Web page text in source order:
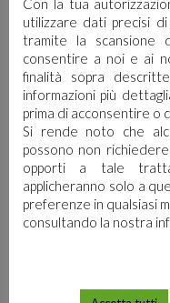
TI
Con la tua
utilizzare dati precisi
tramite la scansione
consentire a noi e ai
finalità sopra
informazioni più
prima di acconsentire o
Si rende noto che
possono non
opporti a tale
applicheranno solo a
preferenze in qualsiasi
consultando la nostra